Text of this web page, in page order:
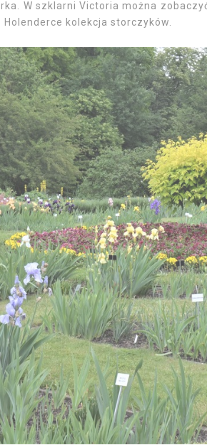
W szklarni Victoria można
kolekcja storczyków.